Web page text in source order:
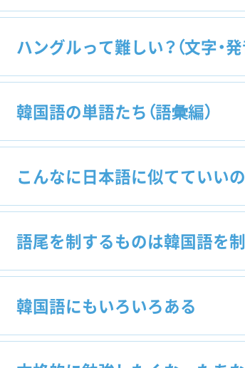
ハングルって難しい？（文字・発
韓国語の単語たち（語彙編）
こんなに日本語に似てていいの
語尾を制するものは韓国語を制
韓国語にもいろいろある